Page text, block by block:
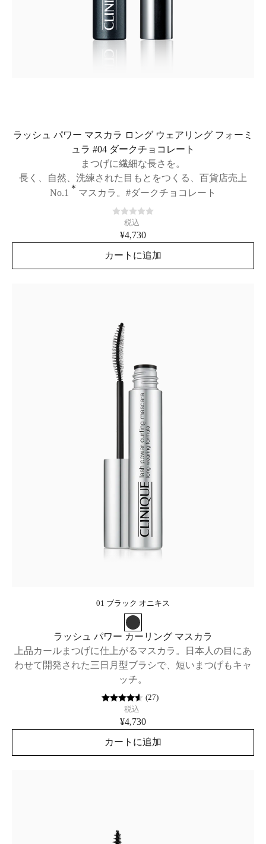
ラッシュ パワー マスカラ ロング ウェアリング フォーミ
ュラ #04 ダークチョコレート
まつげに繊細な長さを。
長く、自然、洗練された目もとをつくる、百貨店売上
No.1 ＊ マスカラ。#ダークチョコレート
税込
¥4,730
カートに追加
01 ブラック オニキス
ラッシュ パワー カーリング マスカラ
上品カールまつげに仕上がるマスカラ。日本人の目にあ
わせて開発された三日月型ブラシで、短いまつげもキャ
ッチ。
(27)
税込
¥4,730
カートに追加